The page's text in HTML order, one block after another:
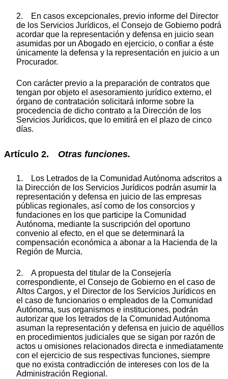
2. En casos excepcionales, previo informe del Director
de los Servicios Jurídicos, el Consejo de Gobierno podrá
acordar que la representación y defensa en juicio sean
asumidas por un Abogado en ejercicio, o confiar a éste
únicamente la defensa y la representación en juicio a un
Procurador.
Con carácter previo a la preparación de contratos que
tengan por objeto el asesoramiento jurídico externo, el
órgano de contratación solicitará informe sobre la
procedencia de dicho contrato a la Dirección de los
Servicios Jurídicos, que lo emitirá en el plazo de cinco
días.
Artículo 2. Otras funciones.
1. Los Letrados de la Comunidad Autónoma adscritos a
la Dirección de los Servicios Jurídicos podrán asumir la
representación y defensa en juicio de las empresas
públicas regionales, así como de los consorcios y
fundaciones en los que participe la Comunidad
Autónoma, mediante la suscripción del oportuno
convenio al efecto, en el que se determinará la
compensación económica a abonar a la Hacienda de la
Región de Murcia.
2. A propuesta del titular de la Consejería
correspondiente, el Consejo de Gobierno en el caso de
Altos Cargos, y el Director de los Servicios Jurídicos en
el caso de funcionarios o empleados de la Comunidad
Autónoma, sus organismos e instituciones, podrán
autorizar que los letrados de la Comunidad Autónoma
asuman la representación y defensa en juicio de aquéllos
en procedimientos judiciales que se sigan por razón de
actos u omisiones relacionados directa e inmediatamente
con el ejercicio de sus respectivas funciones, siempre
que no exista contradicción de intereses con los de la
Administración Regional.